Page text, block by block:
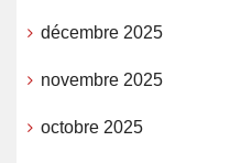
décembre 2025
novembre 2025
octobre 2025